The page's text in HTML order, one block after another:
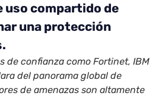
uso compartido de
una protección
de confianza como Fortinet, IBM
del panorama global de
de amenazas son altamente